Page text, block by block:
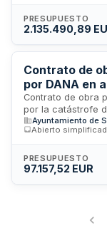
subgrupo 4,
cinco por ciento
de doce meses a
PRESUPUESTO
2.135.490,89
Contrato de
por DANA en
Contrato de obra
por la catástrofe
matadero
anterior. Las
Territorial y
aplicable de
Ayuntamiento de
Abierto
PRESUPUESTO
97.157,52 EUR